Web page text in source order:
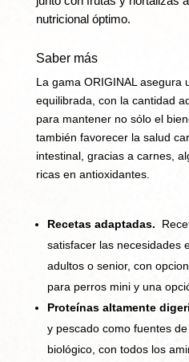
nutricional óptimo.
Saber más
La gama ORIGINAL asegura
equilibrada, con la cantidad
para mantener no sólo el
también favorecer la salud
intestinal, gracias a carnes,
ricas en antioxidantes.
Recetas adaptadas.
satisfacer las necesidades
adultos o senior, con
para perros mini y una
Proteínas altamente
y pescado como fuentes
biológico, con todos los